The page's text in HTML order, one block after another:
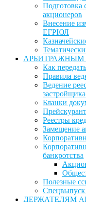
Подготовка
акционеров
Внесение
ЕГРЮЛ
Как
Правила
Ведение
Бланки
Реестры
Замещение
банкротства
Полезные
ДЕРЖАТЕЛЯМ